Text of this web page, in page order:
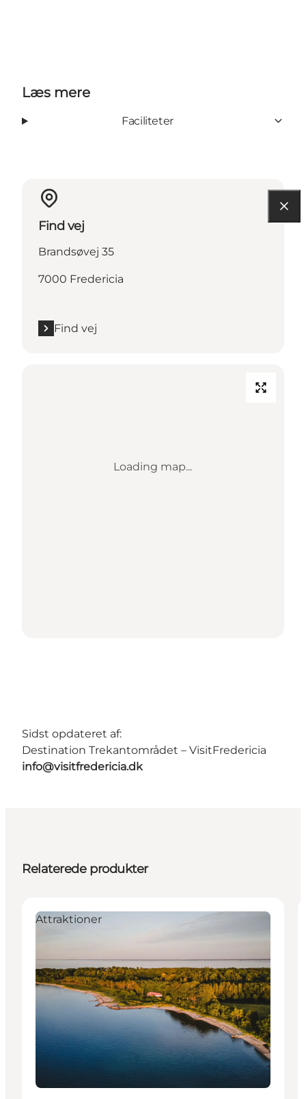
Læs mere
Faciliteter
Find vej
Brandsøvej 35
7000 Fredericia
Find vej
Loading map...
Sidst opdateret af:
Destination Trekantområdet – VisitFredericia
info@visitfredericia.dk
Relaterede produkter
Attraktioner